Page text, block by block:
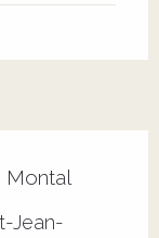
Montal
Jean-